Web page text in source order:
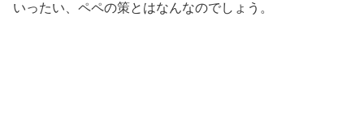
いったい、ペペの策とはなんなのでしょう。